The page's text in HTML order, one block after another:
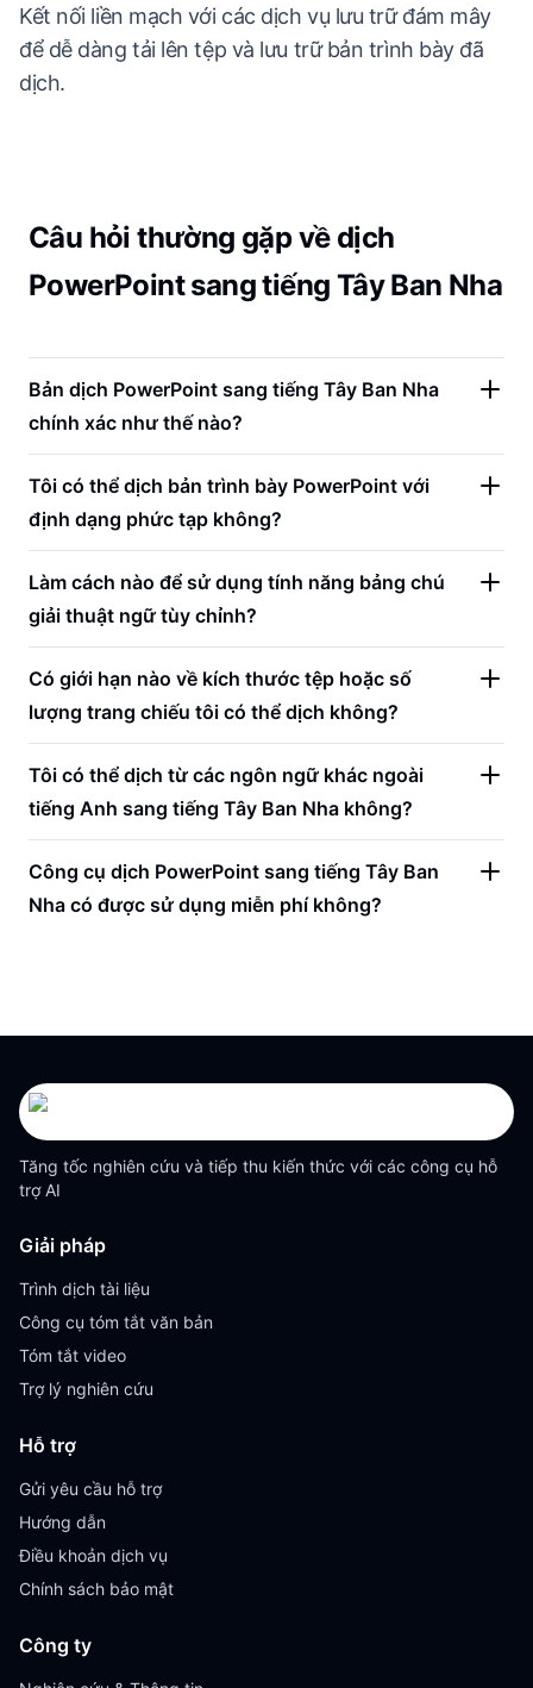
Kết nối liền mạch với các dịch vụ lưu trữ đám mây
để dễ dàng tải lên tệp và lưu trữ bản trình bày đã
dịch.
Câu hỏi thường gặp về dịch
PowerPoint sang tiếng Tây Ban Nha
Bản dịch PowerPoint sang tiếng Tây Ban Nha
chính xác như thế nào?
Tôi có thể dịch bản trình bày PowerPoint với
định dạng phức tạp không?
Làm cách nào để sử dụng tính năng bảng chú
giải thuật ngữ tùy chỉnh?
Có giới hạn nào về kích thước tệp hoặc số
lượng trang chiếu tôi có thể dịch không?
Tôi có thể dịch từ các ngôn ngữ khác ngoài
tiếng Anh sang tiếng Tây Ban Nha không?
Công cụ dịch PowerPoint sang tiếng Tây Ban
Nha có được sử dụng miễn phí không?
Tăng tốc nghiên cứu và tiếp thu kiến thức với các công cụ hỗ
trợ AI
Giải pháp
Trình dịch tài liệu
Công cụ tóm tắt văn bản
Tóm tắt video
Trợ lý nghiên cứu
Hỗ trợ
Gửi yêu cầu hỗ trợ
Hướng dẫn
Điều khoản dịch vụ
Chính sách bảo mật
Công ty